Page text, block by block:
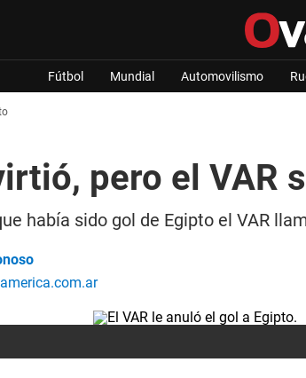
Fútbol Mundial Automovilismo
pero el VAR
había sido gol de Egipto el VAR